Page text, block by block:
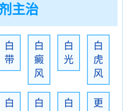
主治
白
带
白
癜
风
白
光
白
虎
风
白
白
白
更